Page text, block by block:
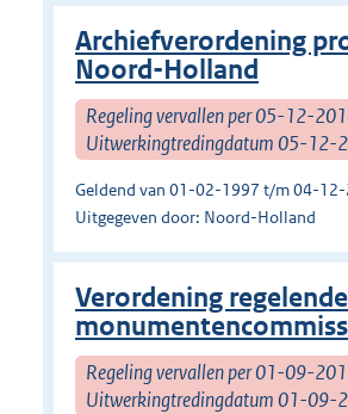
Archiefverordening
Noord-Holland
Regeling vervallen per 05-12-
Uitwerkingtredingdatum 05-12-
Geldend van 01-02-1997 t/m 04-
Uitgegeven door: Noord-Holland
Verordening
Regeling vervallen per 01-09-
Uitwerkingtredingdatum 01-09-